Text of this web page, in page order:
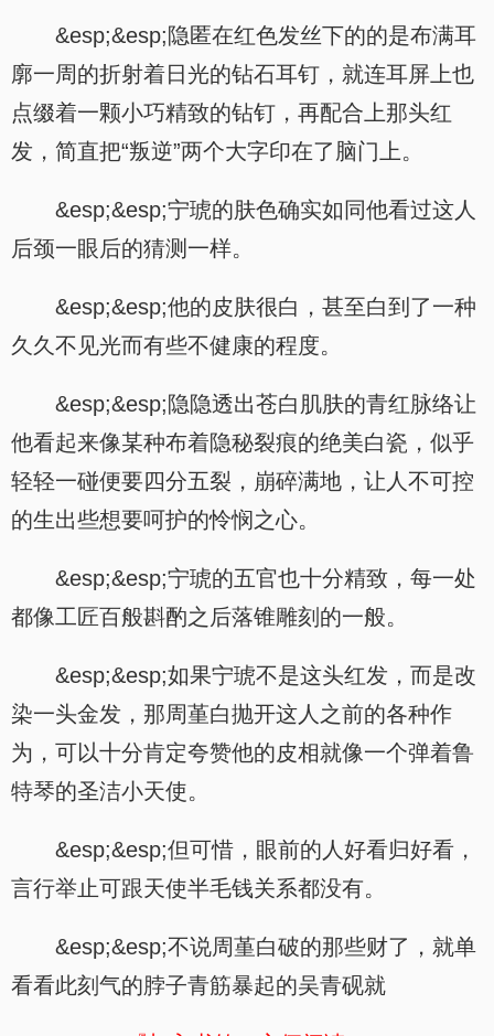
&esp;&esp;隐匿在红色发丝下的的是布满耳
廓一周的折射着日光的钻石耳钉，就连耳屏上也
点缀着一颗小巧精致的钻钉，再配合上那头红
发，简直把“叛逆”两个大字印在了脑门上。
&esp;&esp;宁琥的肤色确实如同他看过这人
后颈一眼后的猜测一样。
&esp;&esp;他的皮肤很白，甚至白到了一种
久久不见光而有些不健康的程度。
&esp;&esp;隐隐透出苍白肌肤的青红脉络让
他看起来像某种布着隐秘裂痕的绝美白瓷，似乎
轻轻一碰便要四分五裂，崩碎满地，让人不可控
的生出些想要呵护的怜悯之心。
&esp;&esp;宁琥的五官也十分精致，每一处
都像工匠百般斟酌之后落锥雕刻的一般。
&esp;&esp;如果宁琥不是这头红发，而是改
染一头金发，那周堇白抛开这人之前的各种作
为，可以十分肯定夸赞他的皮相就像一个弹着鲁
特琴的圣洁小天使。
&esp;&esp;但可惜，眼前的人好看归好看，
言行举止可跟天使半毛钱关系都没有。
&esp;&esp;不说周堇白破的那些财了，就单
看看此刻气的脖子青筋暴起的吴青砚就